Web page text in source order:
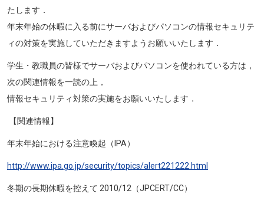
たします．
年末年始の休暇に入る前にサーバおよびパソコンの情報セキュリテ
ィの対策を実施していただきますようお願いいたします．
学生・教職員の皆様でサーバおよびパソコンを使われている方は，
次の関連情報を一読の上，
情報セキュリティ対策の実施をお願いいたします．
【関連情報】
年末年始における注意喚起（IPA）
http://www.ipa.go.jp/security/topics/alert221222.html
冬期の長期休暇を控えて 2010/12（JPCERT/CC）